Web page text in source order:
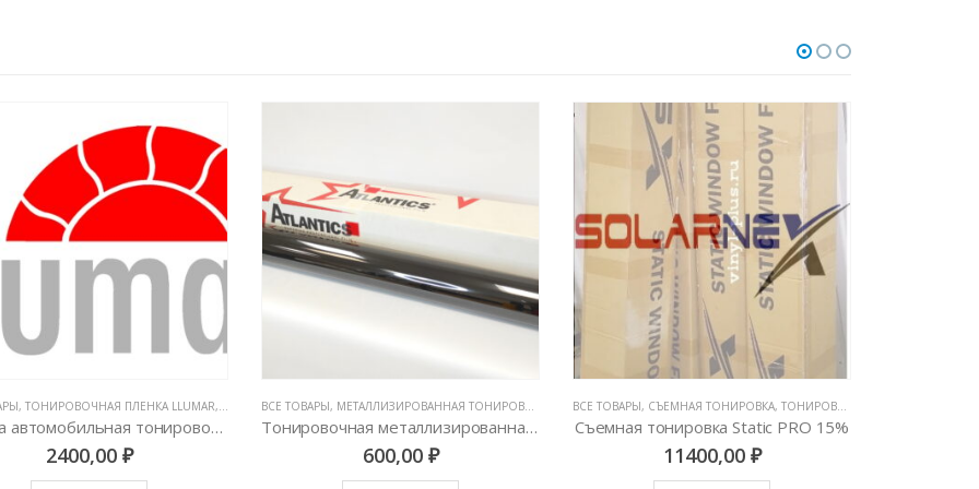
ПЛЕНКИ
, ТОНИРОВОЧНАЯ ПЛЕНКА LLUMAR, ТОНИРОВОЧНЫЕ ПЛЕНКИ
Пленка автомобильная тонировочная LLumar ATC 05
2400,00 ₽
ВСЕ ТОВАРЫ, МЕТАЛЛИЗИРОВАННАЯ ТОНИРОВКА (5 ЛЕТ) ,ТОНИРОВОЧНЫЕ ПЛЕНКИ
Тонировочная металлизированная пленка Atlantics Classic 50% (1,52м х 1м)
600,00 ₽
ВСЕ ТОВАРЫ, СЪЕМНАЯ ТОНИРОВКА, ТОНИРОВОЧНЫЕ ПЛЕНКИ
Съемная тонировка Static PRO 15%
11400,00 ₽